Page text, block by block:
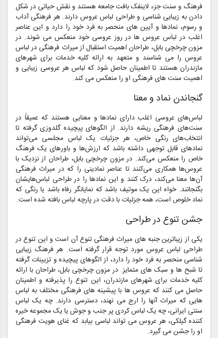
فرهنگ و سنت جزء لاینفک بافت جامعه هستند و نقش حیاتی در شکل
دادن به زیبایی شناسی و طراحی لباس عروس دارند. هر فرهنگی آداب
و رسوم، نمادها و آیین های منحصر به فرد خود را دارد و این عناصر
اغلب در لباس عروس ها در روز عروسی خود منعکس می شوند. در
مزون چرخچی بابل، طراحان اهمیت استقبال از میراث فرهنگی در لباس
عروس را می شناسند و متعهد به ارائه کلیه خدمات برای شهرهای
مازندران هستند تا اطمینان حاصل شود که لباس هر عروسی زیبایی و
اهمیت سنت های فرهنگی او را منعکس می کند.
گنجاندن نماد و معنا
لباس‌های عروسی اغلب دارای نمادها و معنایی هستند که عمیقاً در
سنت‌های فرهنگی ریشه دارند. از الگوهای پیچیده گلدوزی گرفته تا
انتخاب‌های رنگی خاص، هر جزئیات یک لباس مجلسی می‌تواند
نمادهای قابل توجهی داشته باشد که ارزش‌ها و باورهای یک فرهنگ
خاص را منعکس می‌کند. در مزون چرخچی بابل، طراحان از نزدیک با
عروس‌ها همکاری می‌کنند تا عناصر نمادینی را که در میراث فرهنگی
آن‌ها معنا می‌کند، درک کنند و این نمادها را در طراحی لباس‌هایشان
بگنجانند. خواه این یک موتیف باشد که نمایانگر رفاه باشد یا رنگی که
نماد خلوص است، همه جزئیات با دقت در پارچه لباس بافته شده است.
جشن تنوع در طراحی
یکی از زیباترین جنبه های میراث فرهنگی تنوع آن است و این تنوع در
طراحی لباس عروس مورد توجه قرار گرفته است. هر فرهنگ زیبایی
شناسی منحصر به فرد خود را دارد، از الگوهای پیچیده و تزیینات گرفته
تا شبح ها و سبک های متمایز. در مزون چرخچی بابل، طراحان با ارائه
کلیه خدمات برای شهرهای مازندران، این تنوع را پذیرفته و اطمینان
حاصل می کنند که عروس ها با پیشینه های فرهنگی مختلف به لباس
هایی که میراث آنها را ارج می نهند، دسترسی دارند. چه یک لباس
سنتی ایرانی، چه یک لباس کردی پر جنب و جوش یا یک مجموعه خیره
کننده گیلکی، هر عروس می تواند لباسی بیابد که غنای هویت فرهنگی
او را جشن می گیرد.